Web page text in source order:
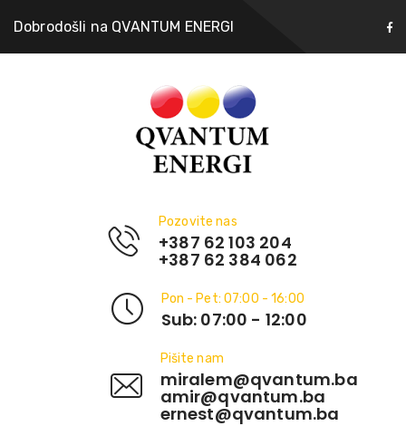
Dobrodošli na QVANTUM ENERGI
Pozovite nas
+387 62 103 204
+387 62 384 062
Pon - Pet: 07:00 - 16:00
Sub: 07:00 - 12:00
Pišite nam
miralem@qvantum.ba
amir@qvantum.ba
ernest@qvantum.ba